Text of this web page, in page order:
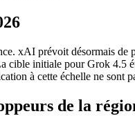
xAI prévoit désormais
cible initiale pour Grok
à cette échelle ne sont
de la